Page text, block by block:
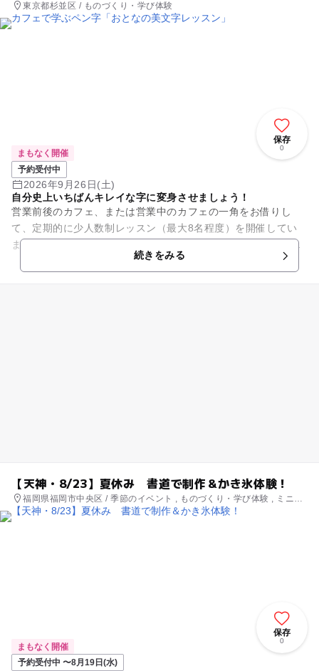
東京都杉並区 / ものづくり・学び体験
保存
0
まもなく開催
予約受付中
2026年9月26日(土)
自分史上いちばんキレイな字に変身させましょう！
営業前後のカフェ、または営業中のカフェの一角をお借りし
て、定期的に少人数制レッスン（最大8名程度）を開催してい
ます。どのお店も私が居心地がいいと感じ、何度も来たいと思
えるお気に入りの空間です。 ...続きをみる
【天神・8/23】夏休み 書道で制作＆かき氷体験！
福岡県福岡市中央区 / 季節のイベント , ものづくり・学び体験 , ミニイ
ベント
保存
0
まもなく開催
予約受付中 〜8月19日(水)